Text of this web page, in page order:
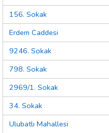
156. Sokak
Erdem Caddesi
9246. Sokak
798. Sokak
2969/1. Sokak
34. Sokak
Ulubatlı Mahallesi